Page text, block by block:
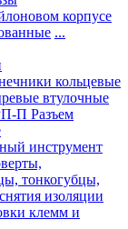
корпусе
...
кольцевые
втулочные
П Разъем
инструмент
тонкогубцы,
изоляции
клемм и